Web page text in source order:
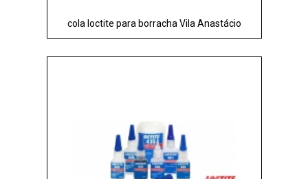
cola loctite para borracha Vila Anastácio